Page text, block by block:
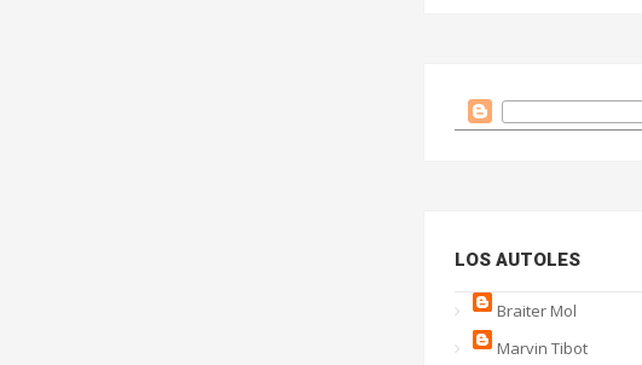
LOS AUTOLES
Braiter Mol
Marvin Tibot